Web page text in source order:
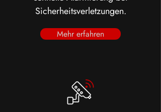
Sicherheitsverletzungen.
Mehr erfahren